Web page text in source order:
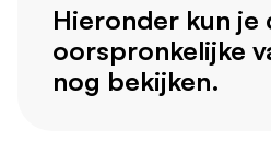
Hieronder kun je
oorspronkelijke
nog bekijken.